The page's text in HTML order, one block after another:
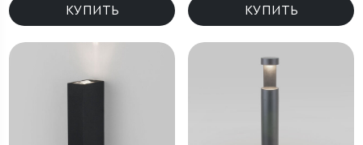
КУПИТЬ
рассеивания Winner серый
КУПИТЬ